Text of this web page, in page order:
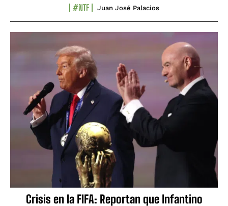
#NTF Juan José Palacios
Crisis en la FIFA: Reportan que Infantino